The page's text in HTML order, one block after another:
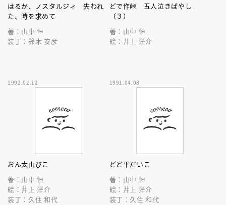
はるか、ノスタルジィ 失われ
た、時を求めて
著：山中 恒
装丁：鈴木 安彦
1992.02.12
どで作峠 五人泣きばやし
（３）
著：山中 恒
絵：井上 洋介
1991.04.08
おん太山びこ
著：山中 恒
絵：井上 洋介
装丁：久住 和代
どど平だいこ
著：山中 恒
絵：井上 洋介
装丁：久住 和代